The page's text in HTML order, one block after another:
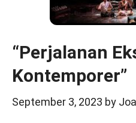
“Perjalanan
Kontemporer”
September 3, 2023 by